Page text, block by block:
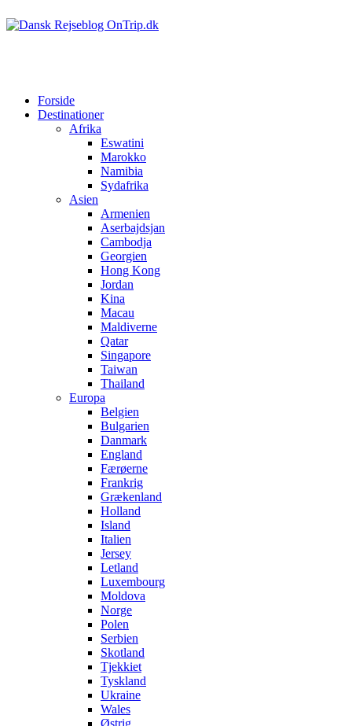
Forside
Destinationer
Afrika
Eswatini
Marokko
Namibia
Sydafrika
Asien
Armenien
Aserbajdsjan
Cambodja
Georgien
Hong Kong
Jordan
Kina
Macau
Maldiverne
Qatar
Singapore
Taiwan
Thailand
Europa
Belgien
Bulgarien
Danmark
England
Færøerne
Frankrig
Grækenland
Holland
Island
Italien
Jersey
Letland
Luxembourg
Moldova
Norge
Polen
Serbien
Skotland
Tjekkiet
Tyskland
Ukraine
Wales
Østrig